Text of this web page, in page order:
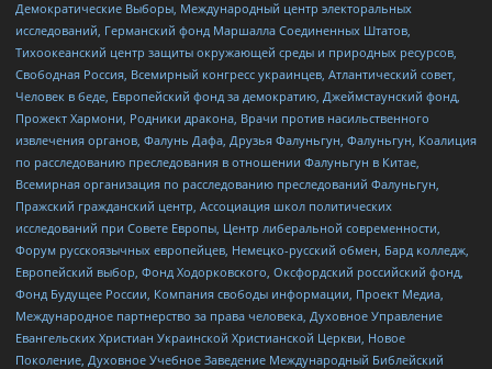
Демократические Выборы, Международный центр электоральных
исследований, Германский фонд Маршалла Соединенных Штатов,
Тихоокеанский центр защиты окружающей среды и природных ресурсов,
Свободная Россия, Всемирный конгресс украинцев, Атлантический совет,
Человек в беде, Европейский фонд за демократию, Джеймстаунский фонд,
Прожект Хармони, Родники дракона, Врачи против насильственного
извлечения органов, Фалунь Дафа, Друзья Фалуньгун, Фалуньгун, Коалиция
по расследованию преследования в отношении Фалуньгун в Китае,
Всемирная организация по расследованию преследований Фалуньгун,
Пражский гражданский центр, Ассоциация школ политических
исследований при Совете Европы, Центр либеральной современности,
Форум русскоязычных европейцев, Немецко-русский обмен, Бард колледж,
Европейский выбор, Фонд Ходорковского, Оксфордский российский фонд,
Фонд Будущее России, Компания свободы информации, Проект Медиа,
Международное партнерство за права человека, Духовное Управление
Евангельских Христиан Украинской Христианской Церкви, Новое
Поколение, Духовное Учебное Заведение Международный Библейский